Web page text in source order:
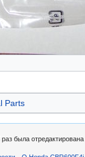
Parts
была